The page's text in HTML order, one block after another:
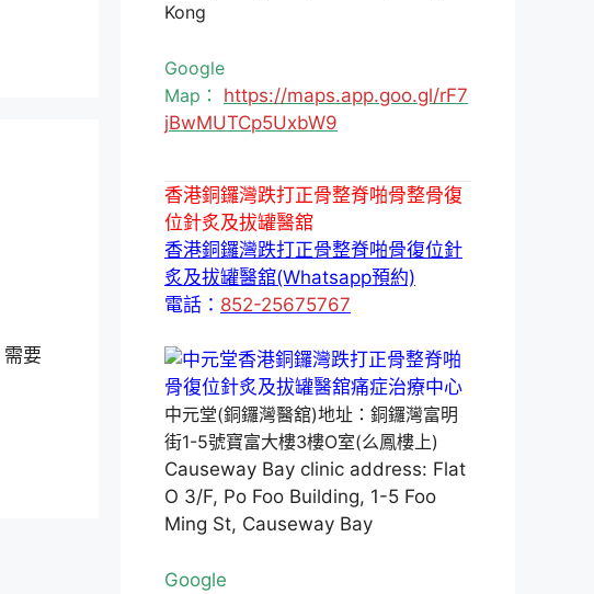
要
Kong
Google
Map： https://maps.app.goo.gl/rF7
jBwMUTCp5UxbW9
香港銅鑼灣跌打正骨整脊啪骨整骨復
位針炙及拔罐醫舘
香港銅鑼灣跌打正骨整脊啪骨復位針
炙及拔罐醫舘(Whatsapp預約)
電話： 852-25675767
中元堂(銅鑼灣醫舘)地址：銅鑼灣富明
街1-5號寶富大樓3樓O室(么鳳樓上)
Causeway Bay clinic address: Flat
O 3/F, Po Foo Building, 1-5 Foo
Ming St, Causeway Bay
Google